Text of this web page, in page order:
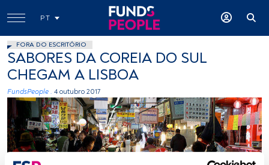
PT
FORA DO ESCRITÓRIO
SABORES DA COREIA DO SUL
CHEGAM A LISBOA
FundsPeople . 4 outubro 2017